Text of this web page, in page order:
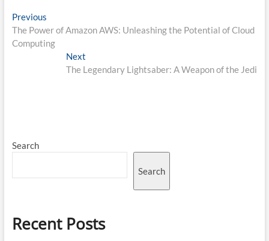
Post
navigation
PreviousPrevious
post:
The Power of Amazon AWS: Unleashing the Potential of Cloud
Computing
Next
post:
The Legendary Lightsaber: A Weapon of the Jedi
Search
Search
Recent Posts